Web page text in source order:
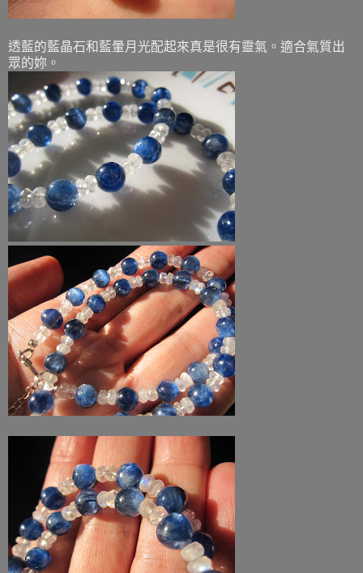
透藍的藍晶石和藍暈月光配起來真是很有靈氣。適合氣質出
眾的妳。